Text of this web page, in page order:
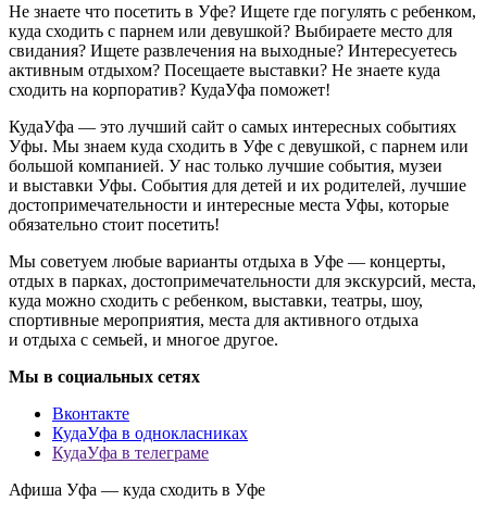
Не знаете что посетить в Уфе? Ищете где погулять с ребенком,
куда сходить с парнем или девушкой? Выбираете место для
свидания? Ищете развлечения на выходные? Интересуетесь
активным отдыхом? Посещаете выставки? Не знаете куда
сходить на корпоратив? КудаУфа поможет!
КудаУфа — это лучший сайт о самых интересных событиях
Уфы. Мы знаем куда сходить в Уфе с девушкой, с парнем или
большой компанией. У нас только лучшие события, музеи
и выставки Уфы. События для детей и их родителей, лучшие
достопримечательности и интересные места Уфы, которые
обязательно стоит посетить!
Мы советуем любые варианты отдыха в Уфе — концерты,
отдых в парках, достопримечательности для экскурсий, места,
куда можно сходить с ребенком, выставки, театры, шоу,
спортивные мероприятия, места для активного отдыха
и отдыха с семьей, и многое другое.
Мы в социальных сетях
Вконтакте
КудаУфа в однокласниках
КудаУфа в телеграме
Афиша Уфа — куда сходить в Уфе